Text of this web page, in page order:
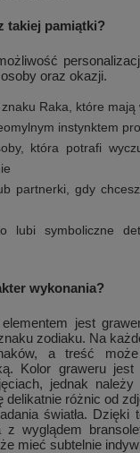
takiej pamiątki?
oraz okazji.
Raka, które mają
instynktem
która potrafi
partnerki, gdy
lubi symboliczne
wykonania?
jest
zodiaku. Na
a treść
Kolor graweru
jednak
delikatnie różnic od
światła. Dzięki
z wyglądem
mieć subtelnie